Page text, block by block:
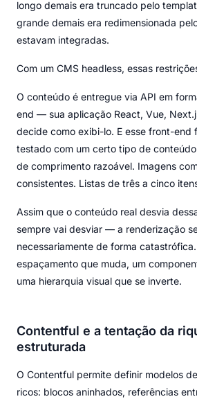
longo demais era truncado pelo
grande demais era redimensionada
estavam integradas.
Com um CMS headless, essas
O conteúdo é entregue via API em
end — sua aplicação React, Vue,
decide como exibi-lo. E esse front-end
testado com um certo tipo de
de comprimento razoável. Imagens
consistentes. Listas de três a cinco
Assim que o conteúdo real desvia
sempre vai desviar — a renderização
necessariamente de forma
espaçamento que muda, um
uma hierarquia visual que se inverte.
Contentful e a tentação da
estruturada
O Contentful permite definir modelos
ricos: blocos aninhados, referências